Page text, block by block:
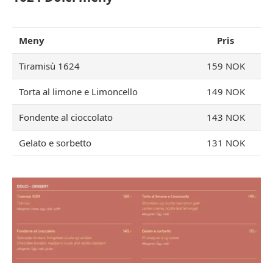
Meny Pris
Tiramisù 1624 159 NOK
Torta al limone e Limoncello 149 NOK
Fondente al cioccolato 143 NOK
Gelato e sorbetto 131 NOK